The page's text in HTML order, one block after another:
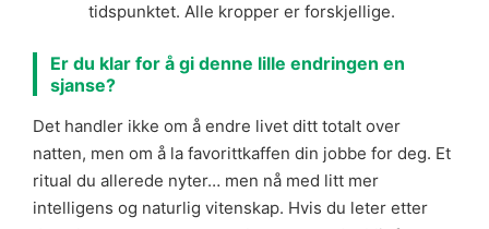
tidspunktet. Alle kropper er forskjellige.
Er du klar for å gi denne lille endringen en
sjanse?
Det handler ikke om å endre livet ditt totalt over
natten, men om å la favorittkaffen din jobbe for deg. Et
ritual du allerede nyter… men nå med litt mer
intelligens og naturlig vitenskap. Hvis du leter etter